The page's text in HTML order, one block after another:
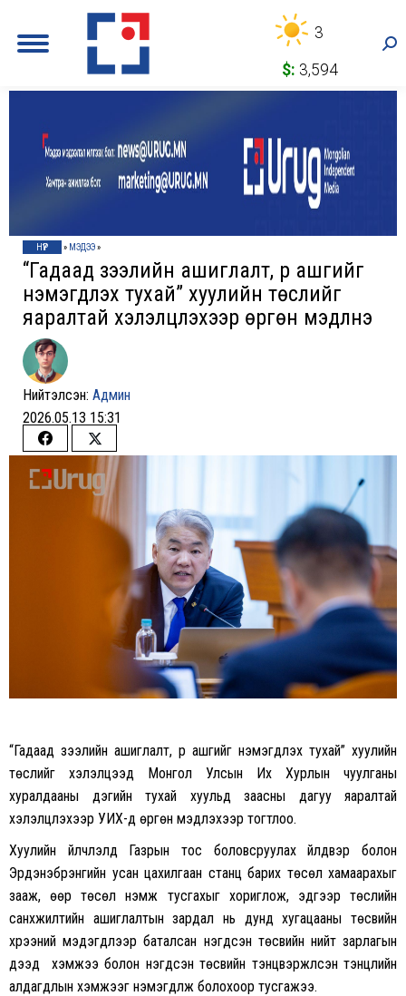
3
$: 3,594
НҮҮР » МЭДЭЭ»
“Гадаад зээлийн ашиглалт, үр ашгийг
нэмэгдүүлэх тухай” хуулийн төслийг
яаралтай хэлэлцүүлэхээр өргөн мэдүүлнэ
Нийтэлсэн: Админ
2026.05.13 15:31
Share
on
Facebook
Share
on
Twitter
“Гадаад зээлийн ашиглалт, үр ашгийг нэмэгдүүлэх тухай” хуулийн
төслийг хэлэлцээд Монгол Улсын Их Хурлын чуулганы
хуралдааны дэгийн тухай хуульд заасны дагуу яаралтай
хэлэлцүүлэхээр УИХ-д өргөн мэдүүлэхээр тогтлоо.
Хуулийн үйлчлэлд Газрын тос боловсруулах үйлдвэр болон
Эрдэнэбүрэнгийн усан цахилгаан станц барих төсөл хамаарахыг
зааж, өөр төсөл нэмж тусгахыг хориглож, эдгээр төслийн
санхүүжилтийн ашиглалтын зардал нь дунд хугацааны төсвийн
хүрээний мэдэгдлээр баталсан нэгдсэн төсвийн нийт зарлагын
дээд хэмжээ болон нэгдсэн төсвийн тэнцвэржүүлсэн тэнцлийн
алдагдлын хэмжээг нэмэгдүүлж болохоор тусгажээ.